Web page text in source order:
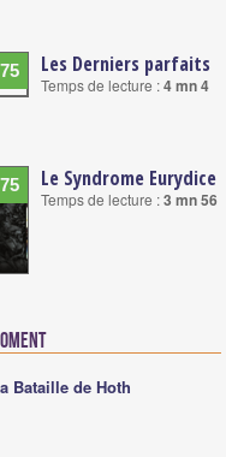
75 Les Derniers parfaits
Temps de lecture :4 mn 4
75 Le Syndrome Eurydice
Temps de lecture :3 mn 56
Bataille de Hoth